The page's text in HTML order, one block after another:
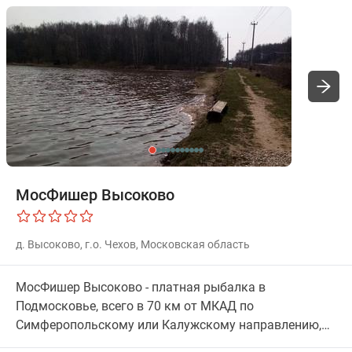
МосФишер Высоково
д. Высоково, г.о. Чехов, Московская область
МосФишер Высоково - платная рыбалка в
Подмосковье, всего в 70 км от МКАД по
Симферопольскому или Калужскому направлению,
живописный пруд находится в Чеховском районе.